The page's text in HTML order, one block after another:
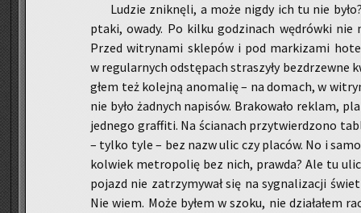
Lu­dzie znik­nę­li, a może nigdy ich tu nie
ptaki, owady. Po kilku go­dzi­nach wę­drów­ki nie
Przed wi­try­na­mi skle­pów i pod mar­ki­za­mi
w re­gu­lar­nych od­stę­pach stra­szy­ły
głem też ko­lej­ną ano­ma­lię – na do­mach, w
nie było żad­nych na­pi­sów. Bra­ko­wa­ło re­klam,
jed­ne­go graf­fi­ti. Na ścia­nach przy­twier­dzo­no
– tylko tyle – bez nazw ulic czy pla­ców. No i
kol­wiek me­tro­po­lię bez nich, praw­da? Ale tu
po­jazd nie za­trzy­my­wał się na sy­gna­li­za­cji
Nie wiem. Może byłem w szoku, nie